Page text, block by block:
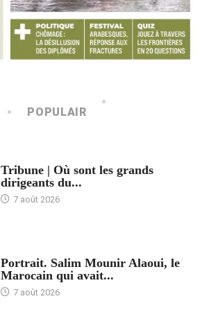
POPULAIR
Tribune | Où sont les grands
dirigeants du...
7 août 2026
Portrait. Salim Mounir Alaoui, le
Marocain qui avait...
7 août 2026